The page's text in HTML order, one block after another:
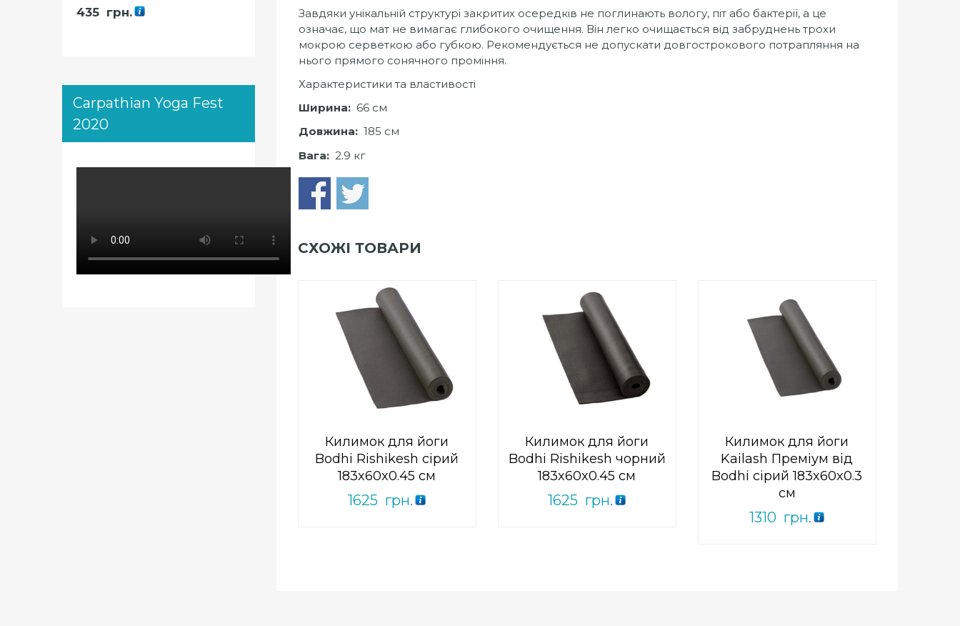
Завдяки унікальній структурі закритих осередків не поглинають вологу, піт або бактерії, а це
означає, що мат не вимагає глибокого очищення. Він легко очищається від забруднень трохи
мокрою серветкою або губкою. Рекомендується не допускати довгострокового потрапляння на
нього прямого сонячного проміння.
Характеристики та властивості
Ширина: 66 см
Довжина: 185 см
Вага: 2.9 кг
СХОЖІ ТОВАРИ
Килимок для йоги
Bodhi Rishikesh сірий
183x60x0.45 см
1625 грн.
of
5
ПРИДБАТИ
Add to Wishlist
Килимок для йоги
Bodhi Rishikesh чорний
183x60x0.45 см
1625 грн.
0
of
5
ПРИДБАТИ
Add to Wishlist
Килимок для йоги
Kailash Преміум від
Bodhi сірий 183x60x0.3
см
1310 грн.
of
5
ПРИДБАТИ
Add to Wishlist
435 грн.
Carpathian Yoga Fest
2020